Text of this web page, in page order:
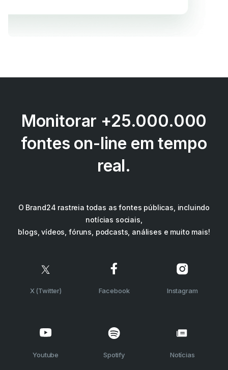
Monitorar +25.000.000
fontes on-line em tempo
real.
O Brand24 rastreia todas as fontes públicas, incluindo
notícias sociais,
blogs, vídeos, fóruns, podcasts, análises e muito mais!
X (Twitter) Facebook Instagram
Youtube Spotify Notícias